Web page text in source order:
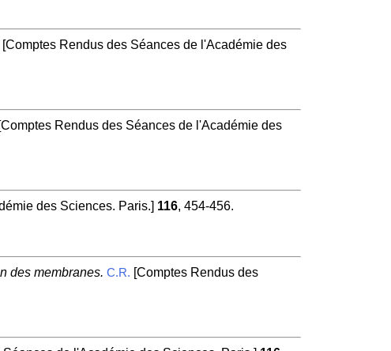
[Comptes Rendus des Séances de l'Académie des
[Comptes Rendus des Séances de l'Académie des
des Sciences. Paris.] 116, 454-456.
des membranes. C.R. [Comptes Rendus des